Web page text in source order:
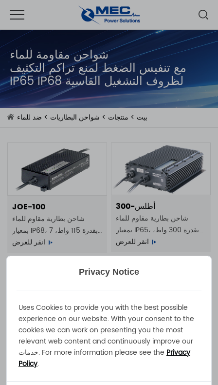
شواحن مقاومة للماء
مع تنفيس الضغط لمنع تراكم التكثيف
IP65 IP68 لظروف التشغيل القاسية
بيت > منتجات > شواحن البطاريات > ضد للماء
JOE-100
شاحن بطارية مقاوم للماء
بمعيار IP68، بقدرة 115 واط، 7
أمبير، 4 أمبير، 2.5 أمبير، 2
أمبير، يعمل بجهد 100-240
انقر للعرض
أطلس-300
شاحن بطارية مقاوم للماء
بمعيار IP65، بقدرة 300 واط،
20 أمبير، 10 أمبير، 7 أمبير، 6
أمبير، يعمل بجهد 100-240
انقر للعرض
أطلس-500
شاحن بطاريات مقاوم للماء
بمعيار IP65، بقدرة 500 واط،
انقر للعرض
أطلس-650
شاحن بطارية مقاوم للماء
بمعيار IP65، بقدرة 650 واط،
أمبير، 11 أمبير، يعمل بجهد 100-
Privacy Notice
Uses Cookies to provide you with the best possible
experience on our website. With your consent to the
cookies we can work on presenting you the most
relevant web content and continuously improve our
خدمات. For more information please see the Privacy
Policy.